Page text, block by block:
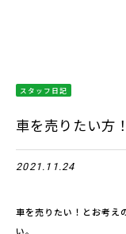
スタッフ日記
車を売りたい方！
2021.11.24
車を売りたい！とお考え
い。